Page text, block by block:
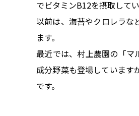
でビタミンB12を摂取して
以前は、海苔やクロレラな
ます。
最近では、村上農園の「マ
成分野菜も登場しています
です。